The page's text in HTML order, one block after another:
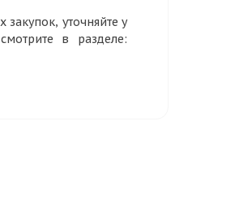
уточняйте у
в разделе: